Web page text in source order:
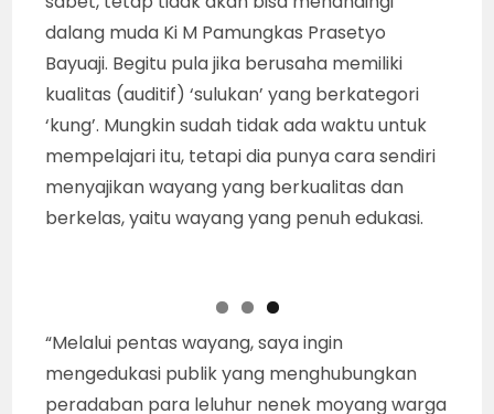
Islam Kartasura, melalui tokoh sentral
Anoman dengan meminjam “setting”
Ramayana atau Maha Bharata.
REBAB PUSAKA : Seni pertunjukan wayang kulit
yang sering digelar di Kraton Mataram
Surakarta saat memperingati 10 Sura (Hari
Asyura), adalah seni untuk upacara adat.
dikeluarkan juga karena untuk upacara adat.
(foto : iMNews.id/Won Poerwono)
“Saya memang jarang menggelar pentas.